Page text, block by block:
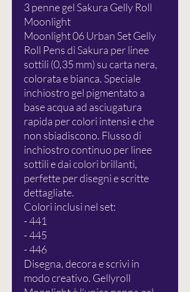
3 penne gel Sakura Gelly Roll
Moonlight
Moonlight 06 Urban Set Gelly
Roll Pens di Sakura per linee
sottili (0,35 mm) su carta nera,
colorata e bianca. Speciale
inchiostro gel pigmentato a
base acqua ad asciugatura
rapida per colori intensi e che
non sbiadiscono. Flusso di
inchiostro continuo per linee
sottili e dai colori brillanti,
perfette per disegni e scritte
dettagliate.
Colori inclusi nel set:
- 441
- 445
- 446
Disegna, decora e scrivi in
modo creativo. Gellyroll